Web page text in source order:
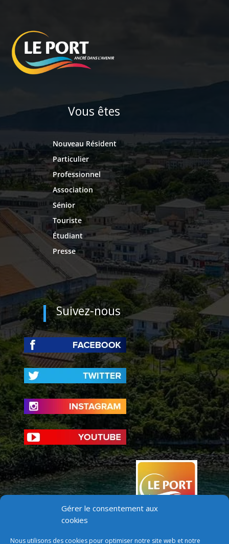
Gérer le consentement aux
cookies
Nous utilisons des cookies pour optimiser notre site web et notre
Vous êtes
Nouveau Résident
Particulier
Professionnel
Association
Sénior
Touriste
Étudiant
Presse
Suivez-nous